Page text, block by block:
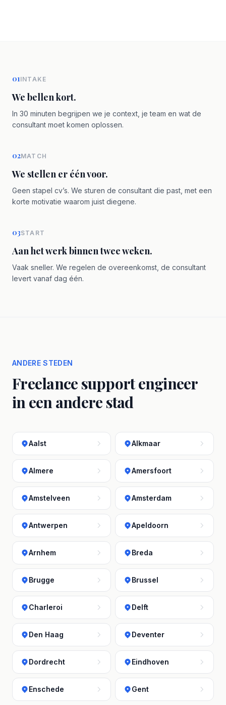
01INTAKE
We bellen kort.
In 30 minuten begrijpen we je context, je team en wat de
consultant moet komen oplossen.
02MATCH
We stellen er één voor.
Geen stapel cv’s. We sturen de consultant die past, met een
korte motivatie waarom juist diegene.
03START
Aan het werk binnen twee weken.
Vaak sneller. We regelen de overeenkomst, de consultant
levert vanaf dag één.
ANDERE STEDEN
Freelance support engineer
in een andere stad
Aalst Alkmaar
Almere Amersfoort
Amstelveen Amsterdam
Antwerpen Apeldoorn
Arnhem Breda
Brugge Brussel
Charleroi Delft
Den Haag Deventer
Dordrecht Eindhoven
Enschede Gent